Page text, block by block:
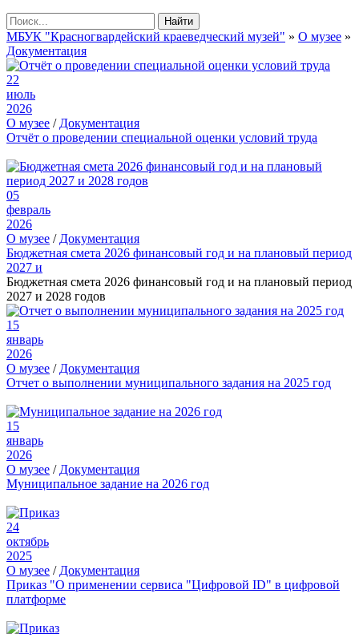
Найти
МБУК "Красногвардейский краеведческий музей" » О музее »
Документация
22
июль
2026
О музее / Документация
Отчёт о проведении специальной оценки условий труда
05
февраль
2026
О музее / Документация
Бюджетная смета 2026 финансовый год и на плановый период
2027 и
Бюджетная смета 2026 финансовый год и на плановый период
2027 и 2028 годов
15
январь
2026
О музее / Документация
Отчет о выполнении муниципального задания на 2025 год
15
январь
2026
О музее / Документация
Муниципальное задание на 2026 год
24
октябрь
2025
О музее / Документация
Приказ "О применении сервиса "Цифровой ID" в цифровой
платформе